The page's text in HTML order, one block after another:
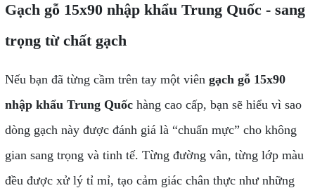
Gạch gỗ 15x90 nhập khẩu Trung Quốc - sang
trọng từ chất gạch
Nếu bạn đã từng cầm trên tay một viên gạch gỗ 15x90
nhập khẩu Trung Quốchàng cao cấp, bạn sẽ hiểu vì sao
dòng gạch này được đánh giá là “chuẩn mực” cho không
gian sang trọng và tinh tế. Từng đường vân, từng lớp màu
đều được xử lý tỉ mỉ, tạo cảm giác chân thực như những